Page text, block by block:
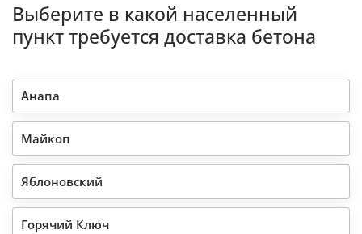
Выберите в какой населенный
пункт требуется доставка бетона
Анапа
Майкоп
Яблоновский
Горячий Ключ